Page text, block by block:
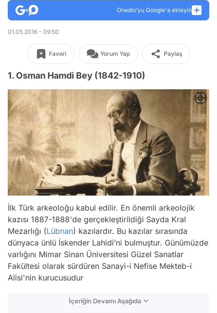
Onedio’yu Google'a ekleyin
01.05.2016 - 09:50
Favori Yorum Yap Paylaş
1. Osman Hamdi Bey (1842-1910)
İlk Türk arkeoloğu kabul edilir. En önemli arkeolojik
kazısı 1887-1888'de gerçekleştirildiği Sayda Kral
Mezarlığı (Lübnan) kazılardır. Bu kazılar sırasında
dünyaca ünlü İskender Lahidi’ni bulmuştur. Günümüzde
varlığını Mimar Sinan Üniversitesi Güzel Sanatlar
Fakültesi olarak sürdüren Sanayi-i Nefise Mekteb-i
Alisi'nin kurucusudur
İçeriğin Devamı Aşağıda